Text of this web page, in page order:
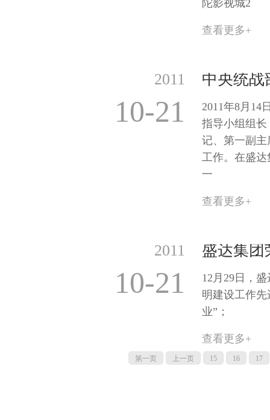
陀影视城2
查看更多+
2011
10-21
2011年8月14
指导小组组
记、第一副
工作。在盛
一
查看更多+
2011
10-21
12月29日，
明建设工作
业”；
查看更多+
第一页 上一页 15 16 17